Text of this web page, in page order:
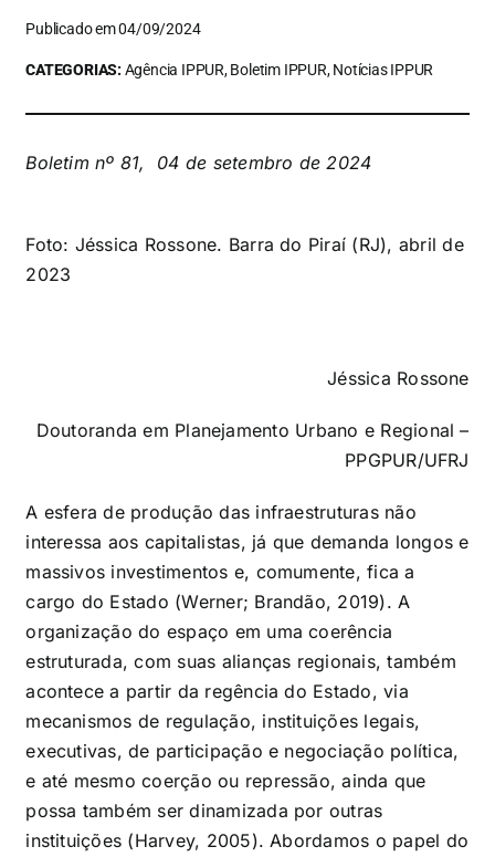
Publicado em 04/09/2024
CATEGORIAS:Agência IPPUR, Boletim IPPUR, Notícias IPPUR
Boletim nº 81, 04 de setembro de 2024
Foto: Jéssica Rossone. Barra do Piraí (RJ), abril de
2023
Jéssica Rossone
Doutoranda em Planejamento Urbano e Regional –
PPGPUR/UFRJ
A esfera de produção das infraestruturas não
interessa aos capitalistas, já que demanda longos e
massivos investimentos e, comumente, fica a
cargo do Estado (Werner; Brandão, 2019). A
organização do espaço em uma coerência
estruturada, com suas alianças regionais, também
acontece a partir da regência do Estado, via
mecanismos de regulação, instituições legais,
executivas, de participação e negociação política,
e até mesmo coerção ou repressão, ainda que
possa também ser dinamizada por outras
instituições (Harvey, 2005). Abordamos o papel do